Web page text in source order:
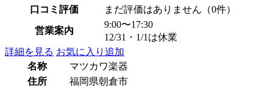
口コミ評価 まだ評価はありません（0件）
営業案内
9:00〜17:30
12/31・1/1は休業
詳細を見る お気に入り追加
名称
マツカワ楽器
住所
福岡県朝倉市